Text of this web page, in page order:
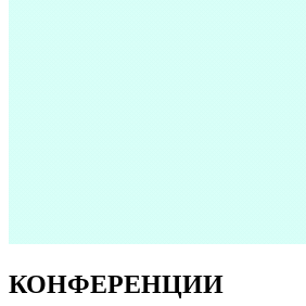
КОНФЕРЕНЦИИ